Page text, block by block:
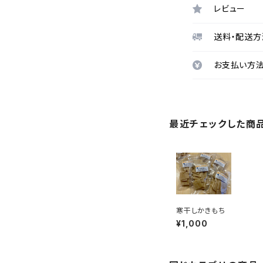
レビュー
送料・配送
お支払い方
最近チェックした商
寒干しかきもち
¥1,000